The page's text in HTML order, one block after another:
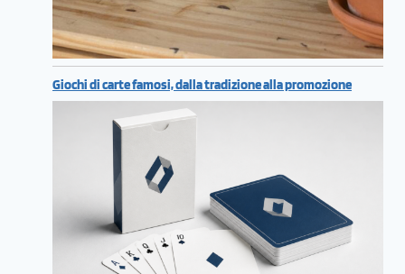
Giochi di carte famosi, dalla tradizione alla promozione